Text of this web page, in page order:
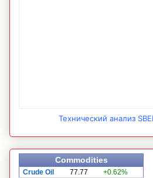
Технический анализ
Commodities
Crude Oil 77.77
+0.62%